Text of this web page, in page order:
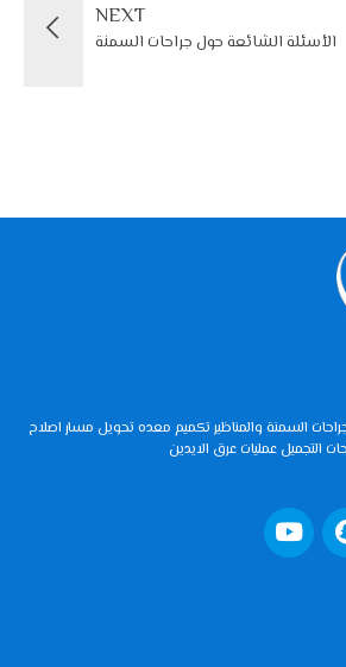
NEXT
الأسئلة الشائعة حول جراحات السمنة
السمنة والمناظير تكميم معده تحويل مسار اصلاح
التجميل عمليات عرق الايدين